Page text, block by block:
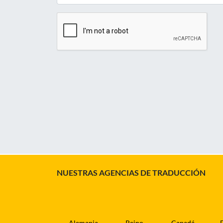
NUESTRAS AGENCIAS DE TRADUCCIÓN